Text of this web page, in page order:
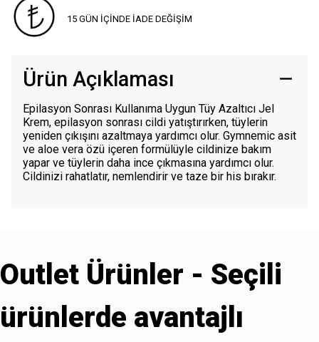
15 GÜN İÇİNDE İADE DEĞİŞİM
Ürün Açıklaması
Epilasyon Sonrası Kullanıma Uygun Tüy Azaltıcı Jel
Krem, epilasyon sonrası cildi yatıştırırken, tüylerin
yeniden çıkışını azaltmaya yardımcı olur. Gymnemic asit
ve aloe vera özü içeren formülüyle cildinize bakım
yapar ve tüylerin daha ince çıkmasına yardımcı olur.
Cildinizi rahatlatır, nemlendirir ve taze bir his bırakır.
Outlet Ürünler - Seçili
ürünlerde avantajlı